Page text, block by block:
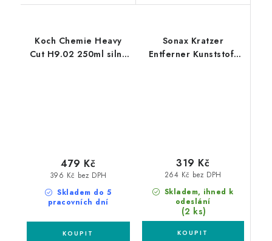
Koch Chemie Heavy
Cut H9.02 250ml silná
Skladem do 5
pracovních dní
396 Kč bez DPH
479 Kč
Sonax Kratzer
Entferner Kunststoff
Skladem, ihned k
odeslání
(2 ks)
264 Kč bez DPH
319 Kč